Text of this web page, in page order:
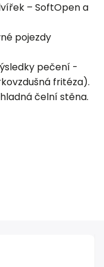
– SoftOpen a
pojezdy
pečení -
fritéza).
čelní stěna.